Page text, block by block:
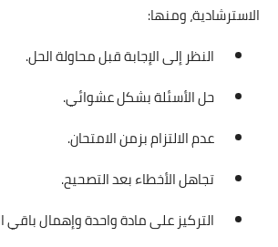
الاسترشادية، ومنها:
النظر إلى الإجابة قبل محاولة الحل.
حل الأسئلة بشكل عشوائي.
عدم الالتزام بزمن الامتحان.
تجاهل الأخطاء بعد التصحيح.
التركيز على مادة واحدة وإهمال باقي